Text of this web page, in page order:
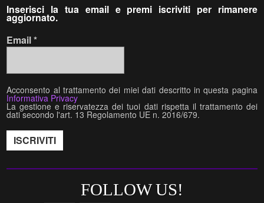
Inserisci la tua email e premi iscriviti per rimanere
aggiornato.
Email*
Acconsento al trattamento dei miei dati descritto in questa pagina
Informativa Privacy
La gestione e riservatezza dei tuoi dati rispetta il trattamento dei
dati secondo l'art. 13 Regolamento UE n. 2016/679.
FOLLOW US!